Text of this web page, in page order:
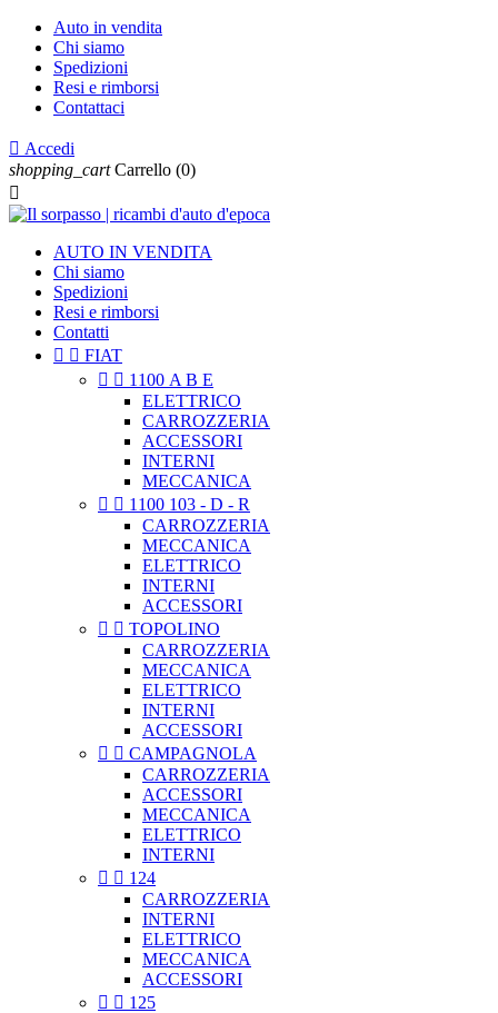
Auto in vendita
Chi siamo
Spedizioni
Resi e rimborsi
Contattaci
 Accedi
shopping_cart Carrello (0)

AUTO IN VENDITA
Chi siamo
Spedizioni
Resi e rimborsi
Contatti
  FIAT
  1100 A B E
ELETTRICO
CARROZZERIA
ACCESSORI
INTERNI
MECCANICA
  1100 103 - D - R
CARROZZERIA
MECCANICA
ELETTRICO
INTERNI
ACCESSORI
  TOPOLINO
CARROZZERIA
MECCANICA
ELETTRICO
INTERNI
ACCESSORI
  CAMPAGNOLA
CARROZZERIA
ACCESSORI
MECCANICA
ELETTRICO
INTERNI
  124
CARROZZERIA
INTERNI
ELETTRICO
MECCANICA
ACCESSORI
  125